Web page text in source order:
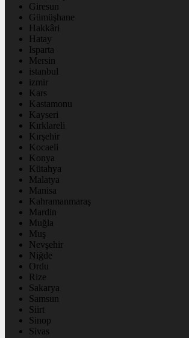
Giresun
Gümüşhane
Hakkâri
Hatay
Isparta
Mersin
istanbul
izmir
Kars
Kastamonu
Kayseri
Kırklareli
Kırşehir
Kocaeli
Konya
Kütahya
Malatya
Manisa
Kahramanmaraş
Mardin
Muğla
Muş
Nevşehir
Niğde
Ordu
Rize
Sakarya
Samsun
Siirt
Sinop
Sivas